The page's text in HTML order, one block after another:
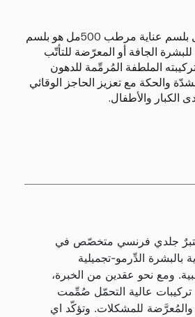
اي سي ام سنسيتليال بلسم عناية مرطب 500مل هو بلسم
الجافة أو المعرّضة للتأتّب
الملطفة المُرمِّمة للدهون
والحكة مع تعزيز الحاجز الوقائي
الكبار والأطفال.
جلدي فرنسي متخصّص في
بالبشرة الدِّرمو-تجميلية
ومع نحو عقدين من الخبرة،
تركيبات عالية التحمّل صُمِّمت
للمشكلات. وتؤكّد اي